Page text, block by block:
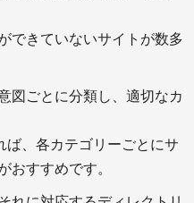
ップ
できていないサイトが数多
図ごとに分類し、適切なカ
ば、各カテゴリーごとにサ
おすすめです。